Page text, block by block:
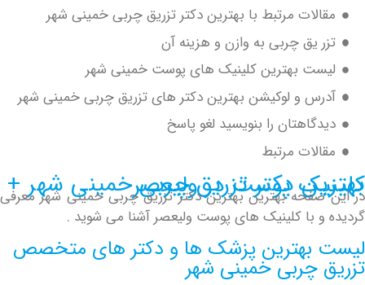
مرتبط با بهترین دکتر تزریق چربی خمینی شهر
یق چربی به وازن و هزینه آن
بهترین کلینیک های پوست خمینی شهر
و لوکیشن بهترین دکتر های تزریق چربی خمینی شهر
را بنویسید لغو پاسخ
مرتبط
تزریق چربی خمینی شهر + کلینیک پوست در ولیعصر
بهترین بهترین دکتر تزریق چربی خمینی شهر معرفی
با کلینیک های پوست ولیعصر آشنا می شوید .
بهترین پزشک ها و دکتر های متخصص
چربی خمینی شهر